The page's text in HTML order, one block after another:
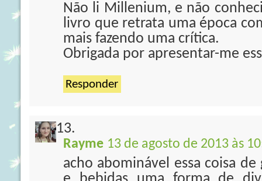
Não li Millenium, e não
livro que retrata uma época
mais fazendo uma crítica.
Obrigada por apresentar-me
Responder
Rayme 13 de agosto de 2013 às
acho abominável essa coisa